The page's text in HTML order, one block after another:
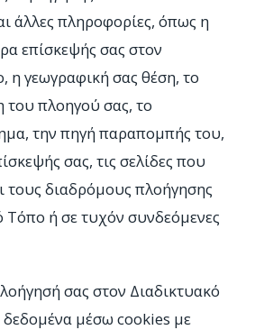
άλλες πληροφορίες, όπως η
επίσκεψής σας στον
η γεωγραφική σας θέση, το
του πλοηγού σας, το
την πηγή παραπομπής του,
σας, τις σελίδες που
τους διαδρόμους πλοήγησης
Τόπο ή σε τυχόν συνδεόμενες
σας στον Διαδικτυακό
μέσω cookies με